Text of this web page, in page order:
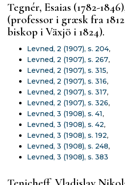
Tegnér, Esaias (1782-
(professor i græsk fra
biskop i Växjö i 1824).
Levned, 2 (1907), s. 204,
Levned, 2 (1907), s. 267,
Levned, 2 (1907), s. 315,
Levned, 2 (1907), s. 316,
Levned, 2 (1907), s. 317,
Levned, 2 (1907), s. 326,
Levned, 3 (1908), s. 41,
Levned, 3 (1908), s. 42,
Levned, 3 (1908), s. 192,
Levned, 3 (1908), s. 248,
Levned, 3 (1908), s. 383